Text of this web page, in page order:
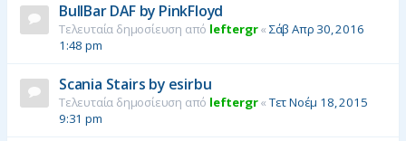
BullBar DAF by PinkFloyd
Τελευταία δημοσίευση από leftergr« Σάβ Απρ 30, 2016
1:48 pm
Scania Stairs by esirbu
Τελευταία δημοσίευση από leftergr« Τετ Νοέμ 18, 2015
9:31 pm